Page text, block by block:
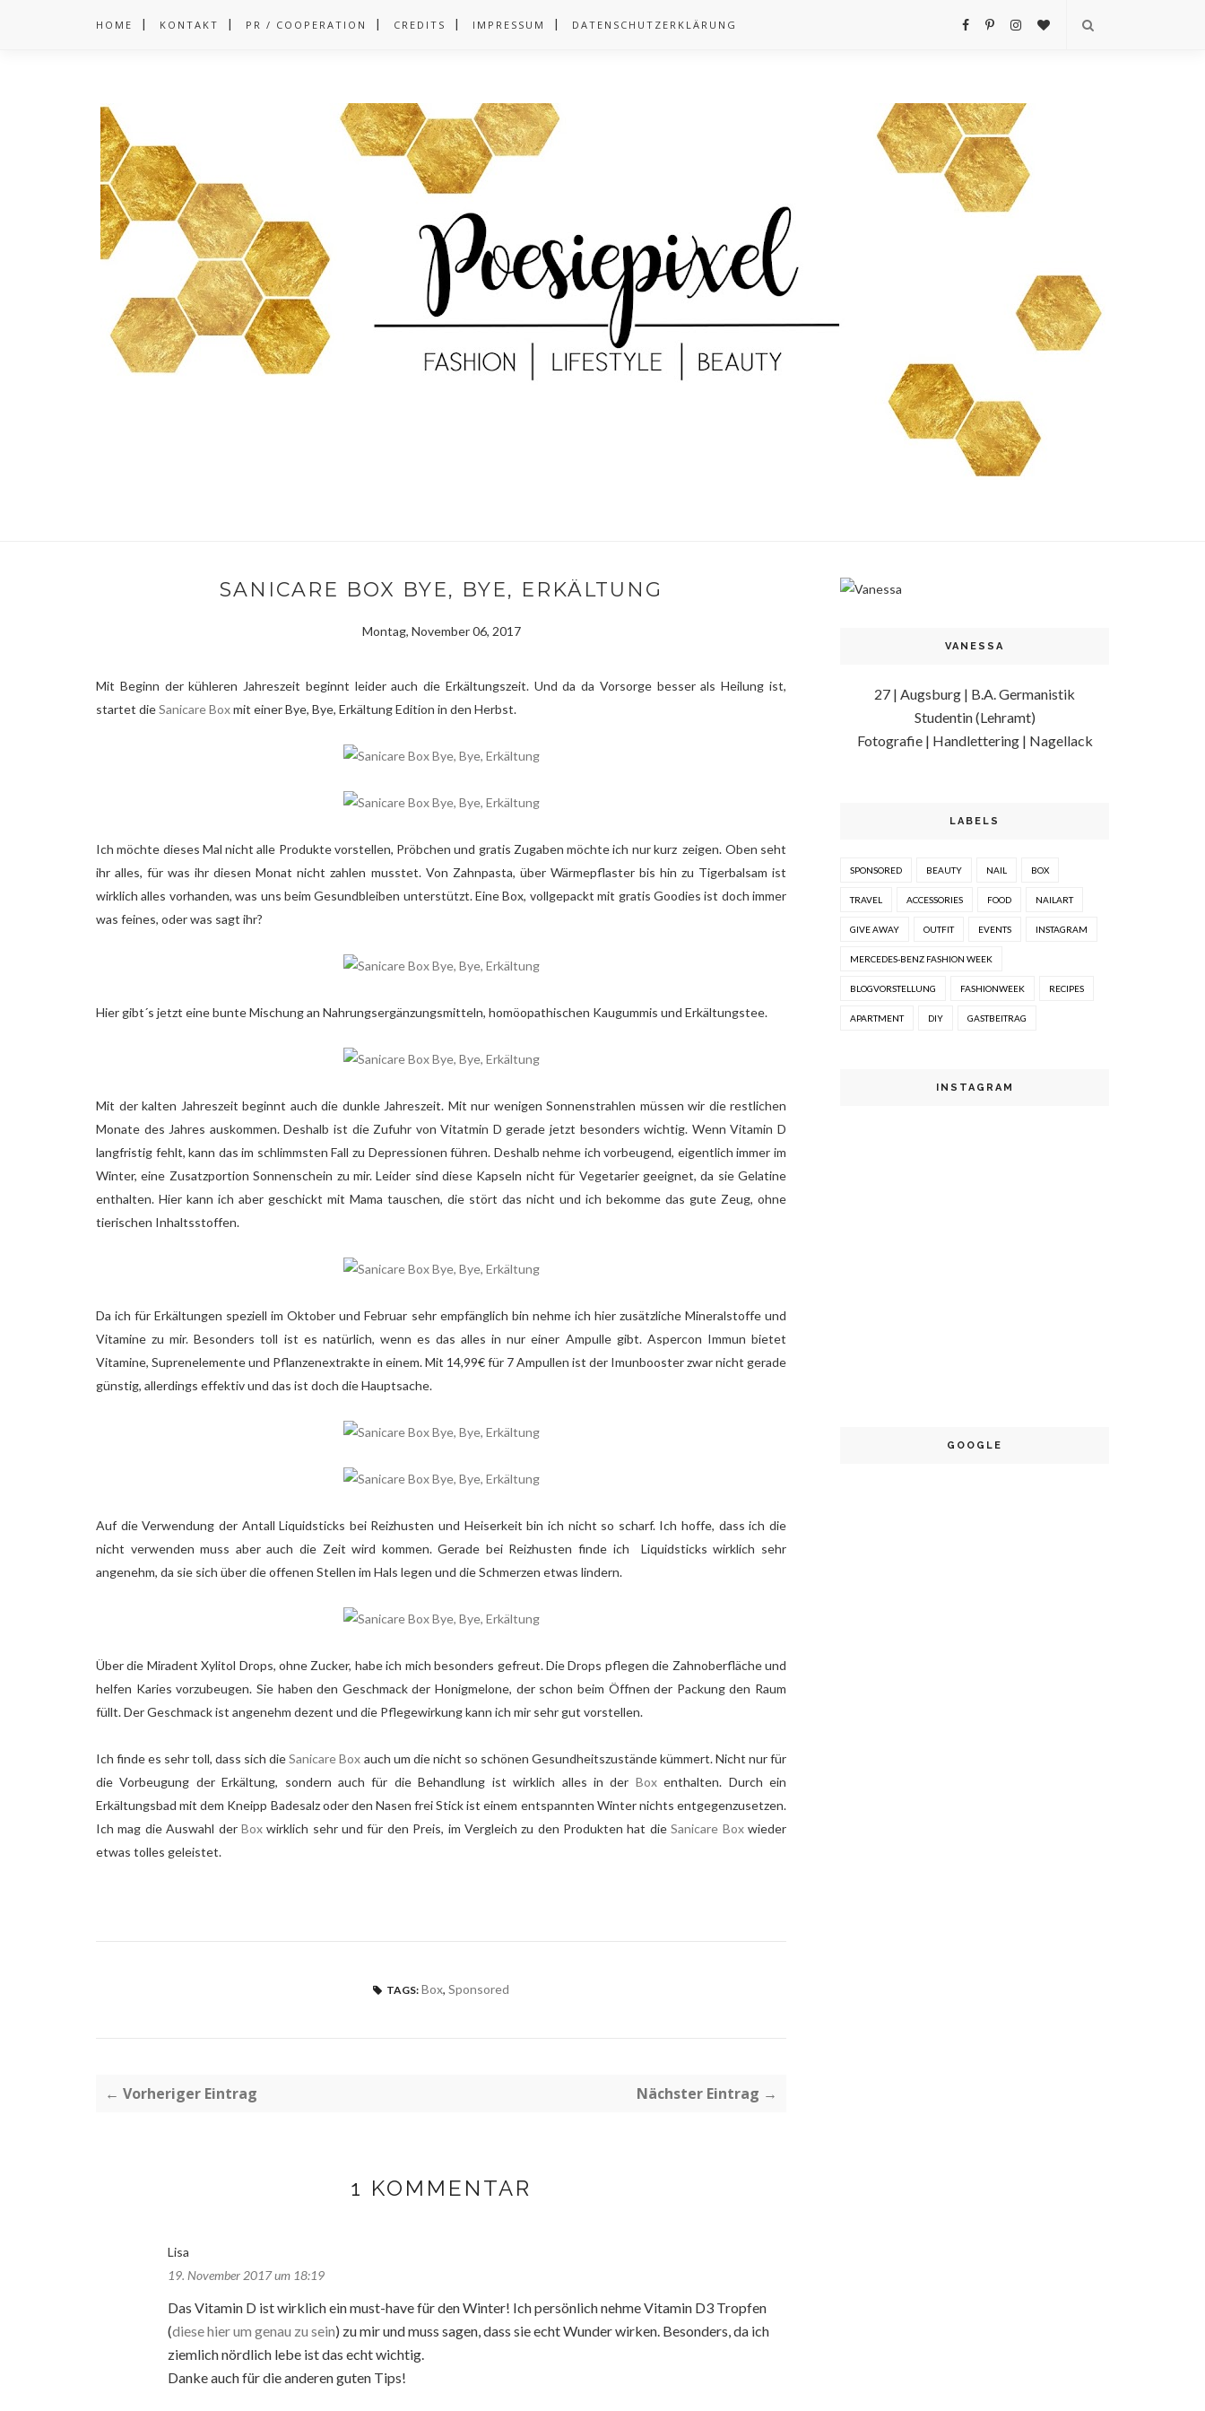
HOME KONTAKT PR / COOPERATION CREDITS IMPRESSUM DATENSCHUTZERKLÄRUNG
SANICARE BOX BYE, BYE, ERKÄLTUNG
Montag, November 06, 2017
Mit Beginn der kühleren Jahreszeit beginnt leider auch die Erkältungszeit. Und da da Vorsorge besser als Heilung ist,
startet dieSanicare Boxmit einer Bye, Bye, Erkältung Edition in den Herbst.
Ich möchte dieses Mal nicht alle Produkte vorstellen, Pröbchen und gratis Zugaben möchte ich nur kurz zeigen. Oben seht
ihr alles, für was ihr diesen Monat nicht zahlen musstet. Von Zahnpasta, über Wärmepflaster bis hin zu Tigerbalsam ist
wirklich alles vorhanden, was uns beim Gesundbleiben unterstützt. Eine Box, vollgepackt mit gratis Goodies ist doch immer
was feines, oder was sagt ihr?
Hier gibt´s jetzt eine bunte Mischung an Nahrungsergänzungsmitteln, homöopathischen Kaugummis und Erkältungstee.
Mit der kalten Jahreszeit beginnt auch die dunkle Jahreszeit. Mit nur wenigen Sonnenstrahlen müssen wir die restlichen
Monate des Jahres auskommen. Deshalb ist die Zufuhr von Vitatmin D gerade jetzt besonders wichtig. Wenn Vitamin D
langfristig fehlt, kann das im schlimmsten Fall zu Depressionen führen. Deshalb nehme ich vorbeugend, eigentlich immer im
Winter, eine Zusatzportion Sonnenschein zu mir. Leider sind diese Kapseln nicht für Vegetarier geeignet, da sie Gelatine
enthalten. Hier kann ich aber geschickt mit Mama tauschen, die stört das nicht und ich bekomme das gute Zeug, ohne
tierischen Inhaltsstoffen.
Da ich für Erkältungen speziell im Oktober und Februar sehr empfänglich bin nehme ich hier zusätzliche Mineralstoffe und
Vitamine zu mir. Besonders toll ist es natürlich, wenn es das alles in nur einer Ampulle gibt. Aspercon Immun bietet
Vitamine, Suprenelemente und Pflanzenextrakte in einem. Mit 14,99€ für 7 Ampullen ist der Imunbooster zwar nicht gerade
günstig, allerdings effektiv und das ist doch die Hauptsache.
Auf die Verwendung der Antall Liquidsticks bei Reizhusten und Heiserkeit bin ich nicht so scharf. Ich hoffe, dass ich die
nicht verwenden muss aber auch die Zeit wird kommen. Gerade bei Reizhusten finde ich Liquidsticks wirklich sehr
angenehm, da sie sich über die offenen Stellen im Hals legen und die Schmerzen etwas lindern.
Über die Miradent Xylitol Drops, ohne Zucker, habe ich mich besonders gefreut. Die Drops pflegen die Zahnoberfläche und
helfen Karies vorzubeugen. Sie haben den Geschmack der Honigmelone, der schon beim Öffnen der Packung den Raum
füllt. Der Geschmack ist angenehm dezent und die Pflegewirkung kann ich mir sehr gut vorstellen.
Ich finde es sehr toll, dass sich dieSanicare Box auch um die nicht so schönen Gesundheitszustände kümmert. Nicht nur für
die Vorbeugung der Erkältung, sondern auch für die Behandlung ist wirklich alles in der Boxenthalten. Durch ein
Erkältungsbad mit dem Kneipp Badesalz oder den Nasen frei Stick ist einem entspannten Winter nichts entgegenzusetzen.
Ich mag die Auswahl der Boxwirklich sehr und für den Preis, im Vergleich zu den Produkten hat dieSanicare Boxwieder
etwas tolles geleistet.
TAGS: Box, Sponsored
← Vorheriger Eintrag Nächster Eintrag →
1 KOMMENTAR
Lisa
19. November 2017 um 18:19
Das Vitamin D ist wirklich ein must-have für den Winter! Ich persönlich nehme Vitamin D3 Tropfen
(diese hier um genau zu sein) zu mir und muss sagen, dass sie echt Wunder wirken. Besonders, da ich
ziemlich nördlich lebe ist das echt wichtig.
Danke auch für die anderen guten Tips!
VANESSA
27 | Augsburg | B.A. Germanistik
Studentin (Lehramt)
Fotografie | Handlettering | Nagellack
LABELS
SPONSORED BEAUTY NAIL BOX
TRAVEL ACCESSORIES FOOD NAILART
GIVE AWAY OUTFIT EVENTS INSTAGRAM
MERCEDES-BENZ FASHION WEEK
BLOGVORSTELLUNG FASHIONWEEK RECIPES
APARTMENT DIY GASTBEITRAG
INSTAGRAM
GOOGLE